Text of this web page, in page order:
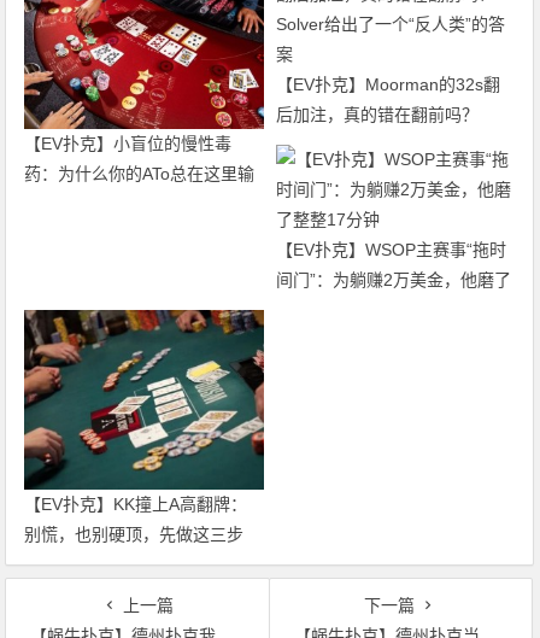
【EV扑克】小盲位的慢性毒
药：为什么你的ATo总在这里输
【EV扑克】Moorman的32s翻
后加注，真的错在翻前吗？
Solver给出了一个“反人类”的答
【EV扑克】WSOP主赛事“拖时
间门”：为躺赚2万美金，他磨了
【EV扑克】KK撞上A高翻牌：
别慌，也别硬顶，先做这三步
上一篇
下一篇